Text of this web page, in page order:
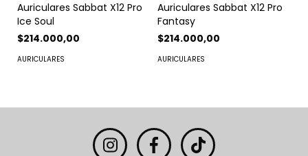
Auriculares Sabbat X12 Pro
Ice Soul
$214.000,00
AURICULARES
Auriculares Sabbat X12 Pro
Fantasy
$214.000,00
AURICULARES